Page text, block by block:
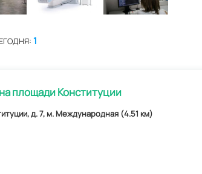
1
площади Конституции
д. 7, м. Международная (4.51 км)